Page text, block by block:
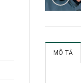
MÔ TẢ